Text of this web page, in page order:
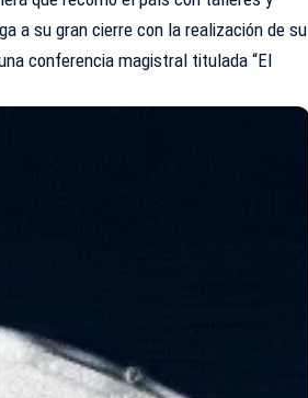
a su gran cierre con la realización de su
conferencia magistral titulada “El